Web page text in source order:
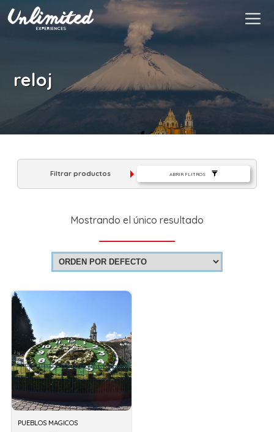
$ MXN
reloj
Filtrar productos ABRIR FLITROS
Mostrando el único resultado
PUEBLOS MAGICOS